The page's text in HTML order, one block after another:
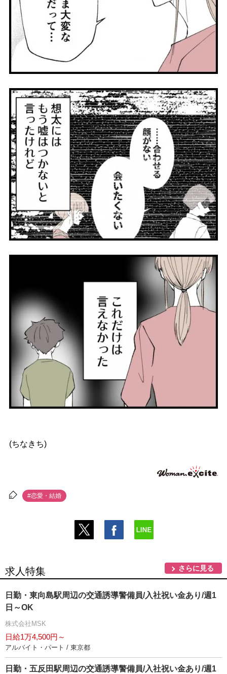
(ちなきち)
#恋愛・結婚
求人特集 さらに見る
日勤・東向島駅周辺の交通誘導警備員/入社祝い金あり/週1
日～OK
株式会社MSK
日給1万4,500円～
アルバイト・パート / 東京都
日勤・五反田駅周辺の交通誘導警備員/入社祝い金あり/週1